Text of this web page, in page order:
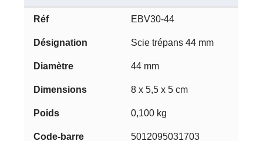
EBV30-44
Scie trépans 44 mm
44 mm
8 x 5,5 x 5 cm
0,100 kg
5012095031703